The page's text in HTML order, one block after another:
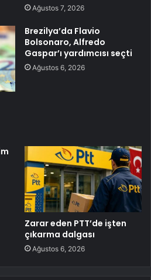
Ağustos 7, 2026
Brezilya’da Flavio
Bolsonaro, Alfredo
Gaspar’ı yardımcısı seçti
Ağustos 6, 2026
Zarar eden PTT’de işten
çıkarma dalgası
Ağustos 6, 2026